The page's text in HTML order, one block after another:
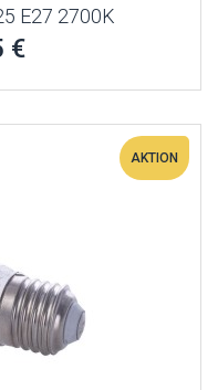
E27 2700K
€
AKTION